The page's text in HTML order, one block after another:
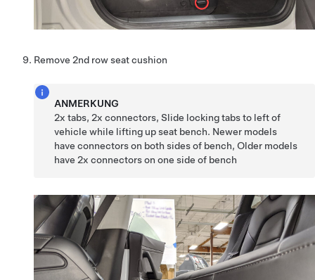
Remove 2nd row seat cushion
ANMERKUNG
2x tabs, 2x connectors, Slide locking tabs to left of
vehicle while lifting up seat bench. Newer models
have connectors on both sides of bench, Older models
have 2x connectors on one side of bench